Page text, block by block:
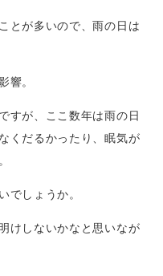
とが多いので、雨の日は
響。
すが、ここ数年は雨の日
くだるかったり、眠気が
でしょうか。
けしないかなと思いなが